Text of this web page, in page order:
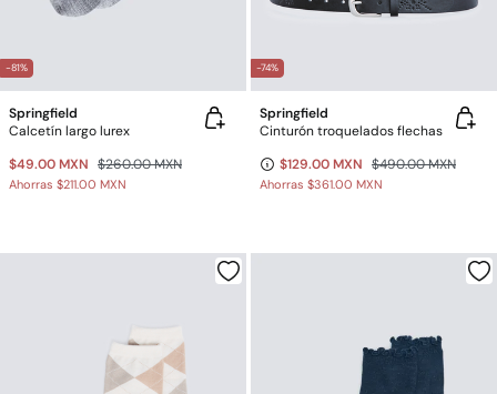
-81%
Springfield
Calcetín largo lurex
$49.00 MXN $260.00 MXN
Ahorras $211.00 MXN
-74%
Springfield
Cinturón troquelados flechas
$129.00 MXN $490.00 MXN
Ahorras $361.00 MXN